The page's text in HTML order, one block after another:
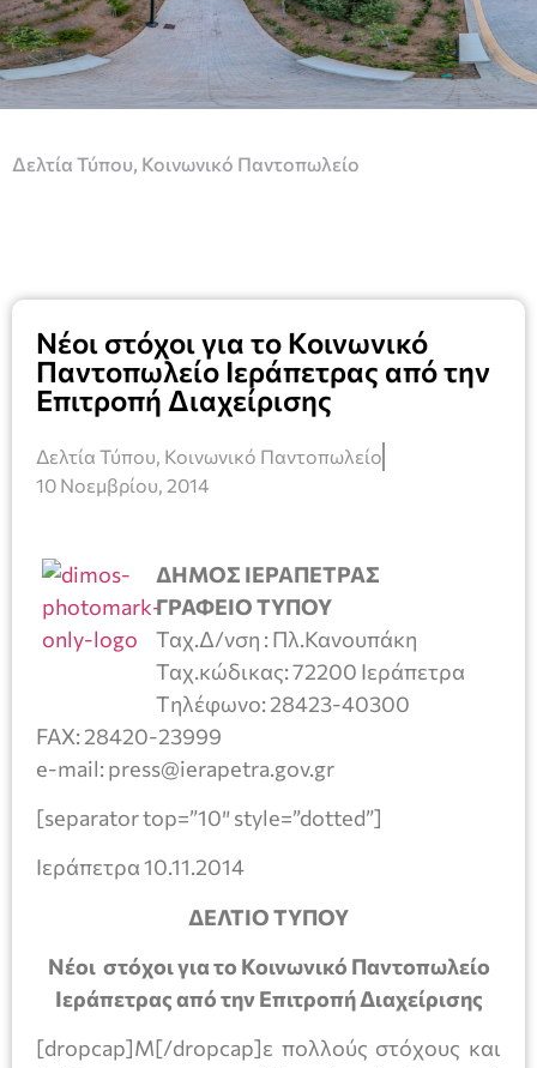
Δελτία Τύπου Κοινωνικό Παντοπωλείο
Νέοι στόχοι για το Κοινωνικό
Παντοπωλείο Ιεράπετρας από την
Επιτροπή Διαχείρισης
Δελτία Τύπου Κοινωνικό Παντοπωλείο
10 Νοεμβρίου, 2014
ΔΗΜΟΣ ΙΕΡΑΠΕΤΡΑΣ
ΓΡΑΦΕΙΟ ΤΥΠΟΥ
Ταχ.Δ/νση : Πλ.Κανουπάκη
Ταχ.κώδικας: 72200 Ιεράπετρα
Tηλέφωνο: 28423-40300
FAX: 28420-23999
e-mail: press@ierapetra.gov.gr
[separator top=”10″ style=”dotted”]
Ιεράπετρα 10.11.2014
ΔΕΛΤΙΟ ΤΥΠΟΥ
Νέοι στόχοι για το Κοινωνικό Παντοπωλείο
Ιεράπετρας από την Επιτροπή Διαχείρισης
[dropcap]Μ[/dropcap]ε πολλούς στόχους και